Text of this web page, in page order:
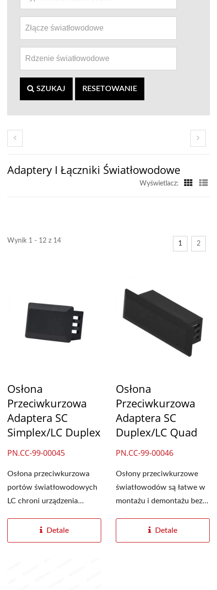
SZUKAJ RESETOWANIE
Adaptery I Łączniki Światłowodowe
Wyświetlacz:
Wynik 1 - 12 z 14 1 2
Osłona
Przeciwkurzowa
Adaptera SC
Simplex/LC Duplex
PN.CC-99-00045
Osłona przeciwkurzowa
portów światłowodowych
LC chroni urządzenia
Detale
Osłona
Przeciwkurzowa
Adaptera SC
Duplex/LC Quad
PN.CC-99-00046
Osłony przeciwkurzowe
światłowodów są łatwe w
montażu i demontażu bez
Detale